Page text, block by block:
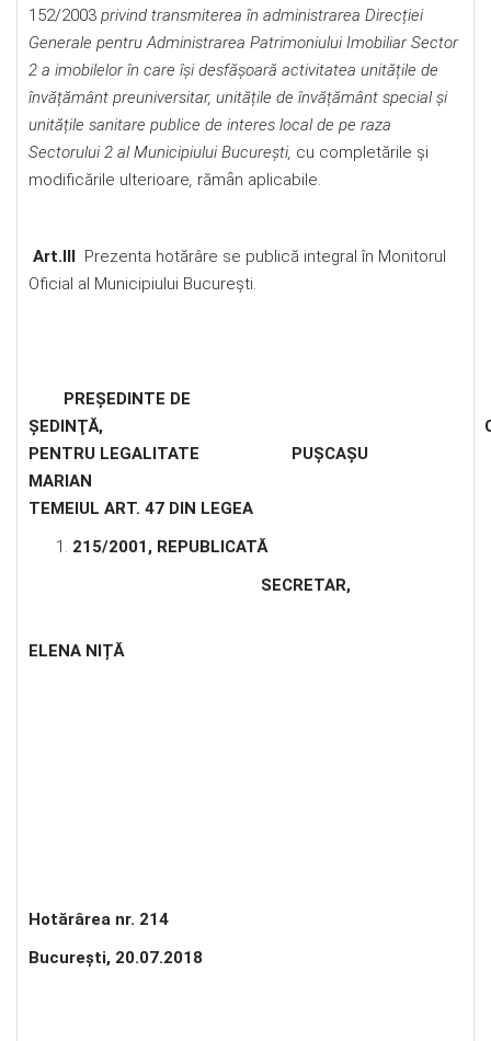
152/2003 privind transmiterea în administrarea Direcției
Generale pentru Administrarea Patrimoniului Imobiliar Sector
2 a imobilelor în care își desfășoară activitatea unitățile de
învățământ preuniversitar, unitățile de învățământ special și
unitățile sanitare publice de interes local de pe raza
Sectorului 2 al Municipiului București, cu completările şi
modificările ulterioare, rămȃn aplicabile.
Art.III Prezenta hotărâre se publică integral în Monitorul
Oficial al Municipiului Bucureşti.
PREŞEDINTE DE
ŞEDINŢĂ,
PENTRU LEGALITATE PUŞCAŞU
MARIAN
TEMEIUL ART. 47 DIN LEGEA
215/2001, REPUBLICATĂ
SECRETAR,
ELENA NIȚĂ
Hotărârea nr. 214
Bucureşti, 20.07.2018